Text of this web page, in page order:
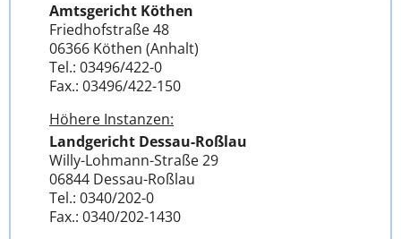
Amtsgericht Köthen
Friedhofstraße 48
06366 Köthen (Anhalt)
Tel.: 03496/422-0
Fax.: 03496/422-150
Höhere Instanzen:
Landgericht Dessau-Roßlau
Willy-Lohmann-Straße 29
06844 Dessau-Roßlau
Tel.: 0340/202-0
Fax.: 0340/202-1430